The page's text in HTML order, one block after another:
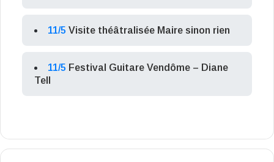
11/5 Visite théâtralisée Maire sinon rien
11/5 Festival Guitare Vendôme – Diane
Tell